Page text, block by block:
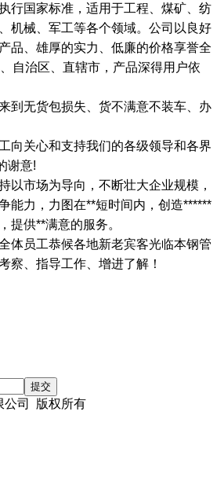
行国家标准，适用于工程、煤矿、纺
机械、军工等各个领域。公司以良好
品、雄厚的实力、低廉的价格享誉全
自治区、直辖市，产品深得用户依
无货包损失、货不满意不装车、办
关心和支持我们的各级领导和各界
谢意!
市场为导向，不断壮大企业规模，
能力，力图在**短时间内，创造******
提供**满意的服务。
员工恭候各地新老宾客光临本钢管
察、指导工作、增进了解！
提交
公司 版权所有